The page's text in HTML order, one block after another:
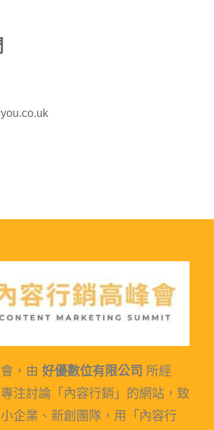
，由 好優數位有限公司 所經
注討論「內容行銷」的網站，致
企業、新創團隊，用「內容行